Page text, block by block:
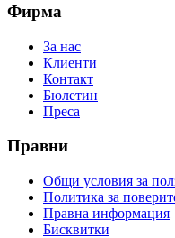
Фирма
За нас
Клиенти
Контакт
Бюлетин
Преса
Правни
Общи условия за
Политика за
Правна информация
Бисквитки